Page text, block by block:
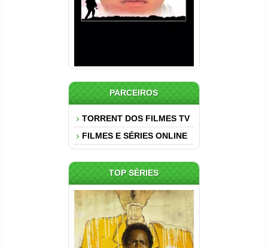
PARCEIROS
TORRENT DOS FILMES TV
FILMES E SÉRIES ONLINE
TOP SÉRIES